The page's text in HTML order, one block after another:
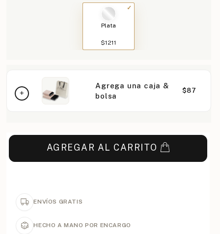
Plata
$1211
Agrega una caja &
bolsa
$87
AGREGAR AL CARRITO
ENVÍOS GRATIS
HECHO A MANO POR ENCARGO